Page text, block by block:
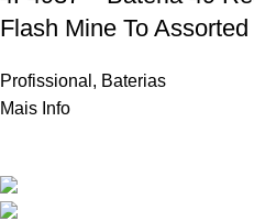
Flash Mine To
Profissional , Baterias
Mais Info